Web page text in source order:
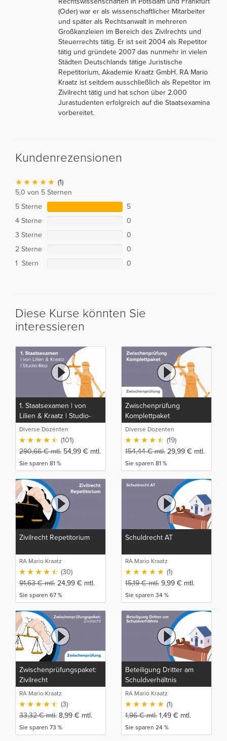
(Oder) war er als wissenschaftlicher Mitarbeiter
und später als Rechtsanwalt in mehreren
Großkanzleien im Bereich des Zivilrechts und
Steuerrechts tätig. Er ist seit 2004 als Repetitor
tätig und gründete 2007 das nunmehr in vielen
Städten Deutschlands tätige Juristische
Repetitorium, Akademie Kraatz GmbH. RA Mario
Kraatz ist seitdem ausschließlich als Repetitor im
Zivilrecht tätig und hat schon über 2.000
Jurastudenten erfolgreich auf die Staatsexamina
vorbereitet.
Kundenrezensionen
(1)
5,0 von 5 Sternen
5 Sterne
5
4 Sterne
0
3 Sterne
0
2 Sterne
0
1 Stern
0
Diese Kurse könnten Sie
interessieren
1. Staatsexamen | von
Lilien & Kraatz | Studio-
Rep
Diverse Dozenten
(101)
290,66€mtl. 54,99 € mtl.
Sie sparen 81 %
Zwischenprüfung
Komplettpaket
Diverse Dozenten
(19)
154,44€mtl. 29,99 € mtl.
Sie sparen 81 %
Zivilrecht Repetitorium
RA Mario Kraatz
(30)
91,63€mtl. 24,99 € mtl.
Sie sparen 67 %
Schuldrecht AT
RA Mario Kraatz
(1)
15,19€mtl. 9,99 € mtl.
Sie sparen 34 %
Zwischenprüfungspaket:
Zivilrecht
RA Mario Kraatz
(3)
33,32€mtl. 8,99 € mtl.
Sie sparen 73 %
Beteiligung Dritter am
Schuldverhältnis
RA Mario Kraatz
(1)
1,96€mtl. 1,49 € mtl.
Sie sparen 24 %